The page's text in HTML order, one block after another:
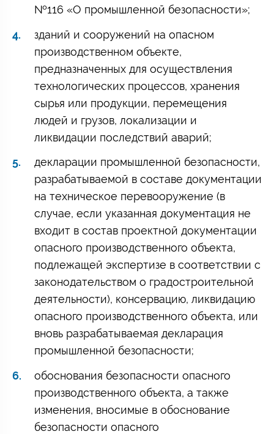
№116 «О промышленной безопасности»;
зданий и сооружений на опасном
производственном объекте,
предназначенных для осуществления
технологических процессов, хранения
сырья или продукции, перемещения
людей и грузов, локализации и
ликвидации последствий аварий;
декларации промышленной безопасности,
разрабатываемой в составе документации
на техническое перевооружение (в
случае, если указанная документация не
входит в состав проектной документации
опасного производственного объекта,
подлежащей экспертизе в соответствии с
законодательством о градостроительной
деятельности), консервацию, ликвидацию
опасного производственного объекта, или
вновь разрабатываемая декларация
промышленной безопасности;
обоснования безопасности опасного
производственного объекта, а также
изменения, вносимые в обоснование
безопасности опасного